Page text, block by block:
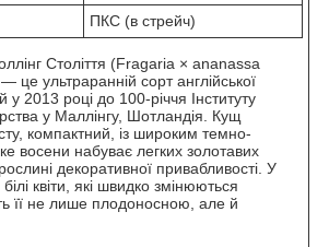
ПКС (в стрейч)
Століття (Fragaria × ananassa
це ультраранній сорт англійської
у 2013 році до 100-річчя Інституту
у Маллінгу, Шотландія. Кущ
компактний, із широким темно-
восени набуває легких золотавих
декоративної привабливості. У
квіти, які швидко змінюються
її не лише плодоносною, але й